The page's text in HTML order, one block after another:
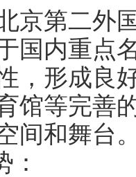
第二外国
国内重点
，形成良
馆等完善
间和舞台
：